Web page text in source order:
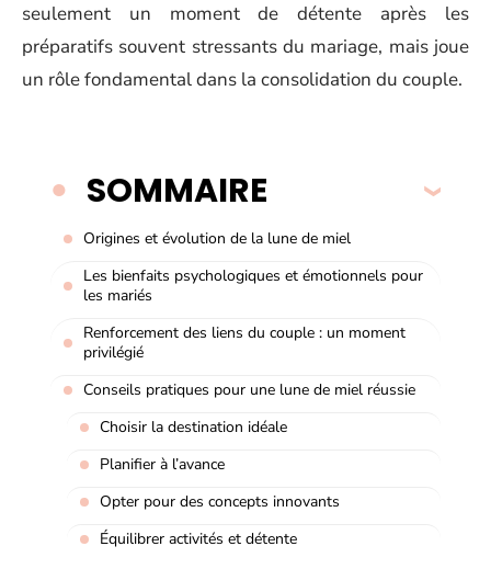
seulement un moment de détente après les
préparatifs souvent stressants du mariage, mais joue
un rôle fondamental dans la consolidation du couple.
SOMMAIRE
Origines et évolution de la lune de miel
Les bienfaits psychologiques et émotionnels pour
les mariés
Renforcement des liens du couple : un moment
privilégié
Conseils pratiques pour une lune de miel réussie
Choisir la destination idéale
Planifier à l’avance
Opter pour des concepts innovants
Équilibrer activités et détente